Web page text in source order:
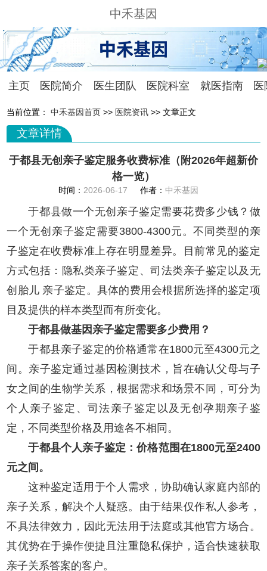
中禾基因
主页 医院简介 医生团队 医院科室 就医指南
当前位置： 中禾基因首页 >> 医院资讯 >> 文章正文
文章详情
于都县无创亲子鉴定服务收费标准（附2026年超新价
格一览）
时间：2026-06-17 作者： 中禾基因
于都县做一个无创亲子鉴定需要花费多少钱？做
一个无创亲子鉴定需要3800-4300元。不同类型的亲
子鉴定在收费标准上存在明显差异。目前常见的鉴定
方式包括：隐私类亲子鉴定、司法类亲子鉴定以及无
创胎儿 亲子鉴定。具体的费用会根据所选择的鉴定项
目及提供的样本类型而有所变化。
于都县做基因亲子鉴定需要多少费用？
于都县亲子鉴定的价格通常在1800元至4300元之
间。亲子鉴定通过基因检测技术，旨在确认父母与子
女之间的生物学关系，根据需求和场景不同，可分为
个人亲子鉴定、司法亲子鉴定以及无创孕期亲子鉴
定，不同类型价格及用途各不相同。
于都县个人亲子鉴定：价格范围在1800元至2400
元之间。
这种鉴定适用于个人需求，协助确认家庭内部的
亲子关系，解决个人疑惑。由于结果仅作私人参考，
不具法律效力，因此无法用于法庭或其他官方场合。
其优势在于操作便捷且注重隐私保护，适合快速获取
亲子关系答案的客户。